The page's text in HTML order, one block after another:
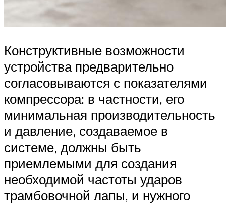
Конструктивные возможности
устройства предварительно
согласовываются с показателями
компрессора: в частности, его
минимальная производительность
и давление, создаваемое в
системе, должны быть
приемлемыми для создания
необходимой частоты ударов
трамбовочной лапы, и нужного